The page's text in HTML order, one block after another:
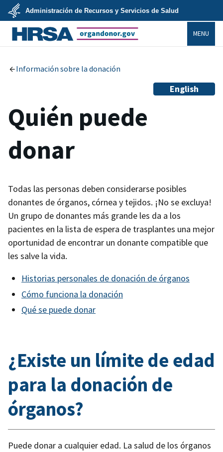
Skip
main
content
U.S.
Department
of
Health
Services
Administración de Recursos y Servicios de Salud
MENU
Información sobre la donación
English
Quién puede
donar
Todas las personas deben considerarse posibles
donantes de órganos, córnea y tejidos. ¡No se excluya!
Un grupo de donantes más grande les da a los
pacientes en la lista de espera de trasplantes una mejor
oportunidad de encontrar un donante compatible que
les salve la vida.
Historias personales de donación de órganos
Cómo funciona la donación
Qué se puede donar
¿Existe un límite de edad
para la donación de
órganos?
Puede donar a cualquier edad. La salud de los órganos